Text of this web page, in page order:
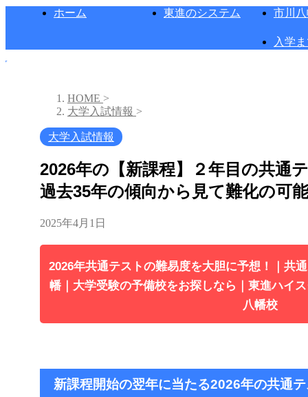
ホーム 東進のシステム 市川
入学
HOME >
大学入試情報 >
大学入試情報
2026年の【新課程】２年目の共通
過去35年の傾向から見て難化の可
2025年4月1日
2026年共通テストの難易度を大胆に予想！｜共
幡｜大学受験の予備校をお探しなら｜東進ハイ
八幡校
新課程開始の翌年に当たる2026年の共通